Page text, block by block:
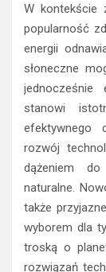
W kontekście
popularność
energii
słoneczne
jednocześnie
stanowi
efektywnego
rozwój
dążeniem
naturalne.
także
wyborem dla
troską o
rozwiązań